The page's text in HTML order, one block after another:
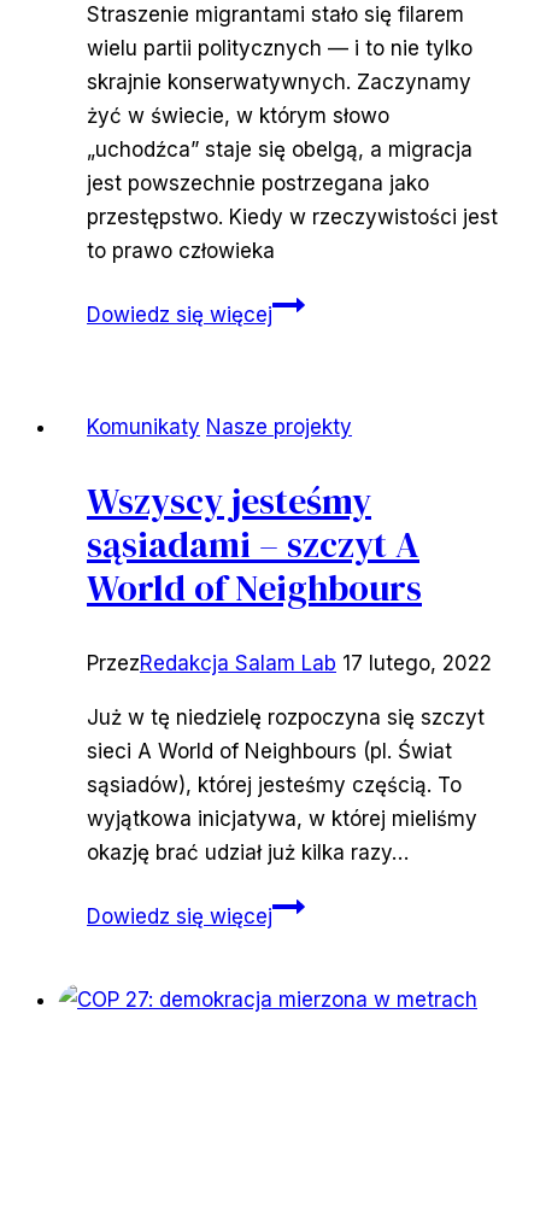
Straszenie migrantami stało się filarem
wielu partii politycznych — i to nie tylko
skrajnie konserwatywnych. Zaczynamy
żyć w świecie, w którym słowo
„uchodźca” staje się obelgą, a migracja
jest powszechnie postrzegana jako
przestępstwo. Kiedy w rzeczywistości jest
to prawo człowieka
Dowiedz się więcejGłos
migracje
się
tematem
kampanii
wyborczej
dlaczego
Komunikaty Nasze projekty
Wszyscy jesteśmy
sąsiadami – szczyt A
World of Neighbours
PrzezRedakcja Salam Lab 17 lutego, 2022
Już w tę niedzielę rozpoczyna się szczyt
sieci A World of Neighbours (pl. Świat
sąsiadów), której jesteśmy częścią. To
wyjątkowa inicjatywa, w której mieliśmy
okazję brać udział już kilka razy…
Dowiedz się więcejWszyscy
–